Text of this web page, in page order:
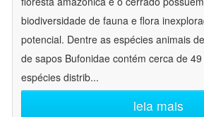
biodiversidade de fauna e flora
potencial. Dentre as espécies animais
de sapos Bufonidae contém cerca de
espécies distrib...
leia mais